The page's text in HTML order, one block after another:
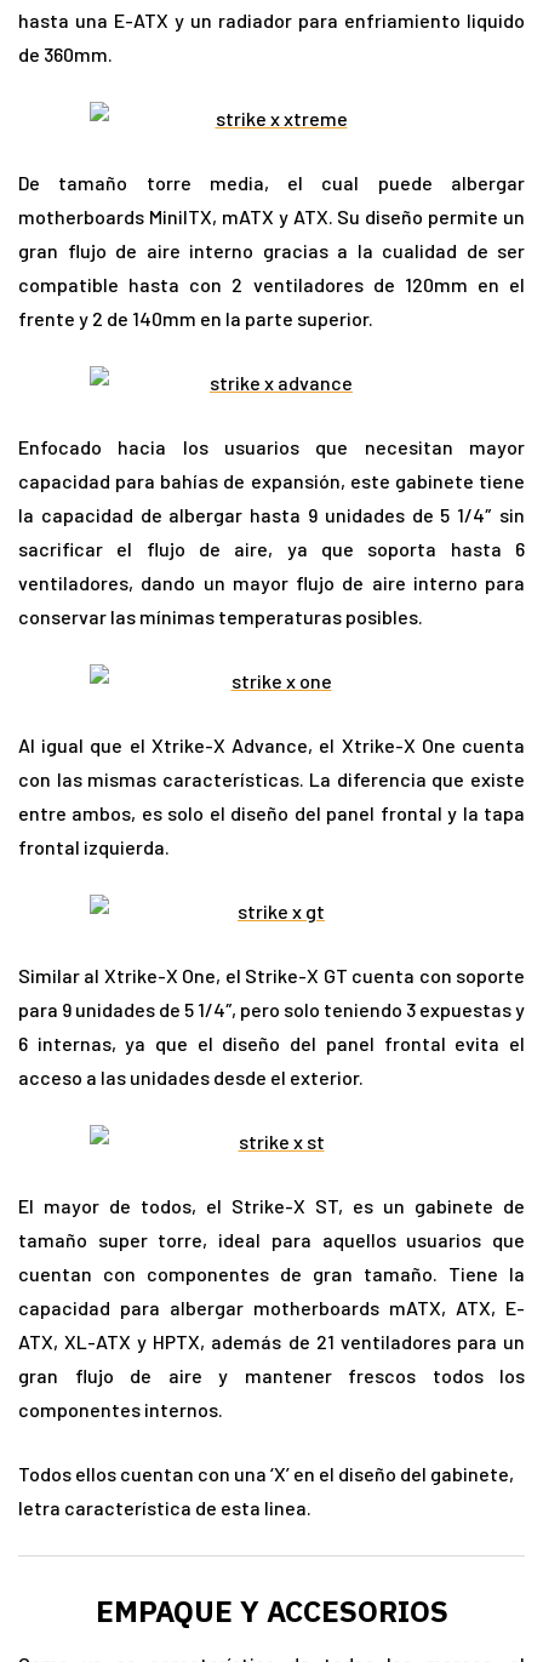
hasta una E-ATX y un radiador para enfriamiento liquido
de 360mm.
De tamaño torre media, el cual puede albergar
motherboards MiniITX, mATX y ATX. Su diseño permite un
gran flujo de aire interno gracias a la cualidad de ser
compatible hasta con 2 ventiladores de 120mm en el
frente y 2 de 140mm en la parte superior.
Enfocado hacia los usuarios que necesitan mayor
capacidad para bahías de expansión, este gabinete tiene
la capacidad de albergar hasta 9 unidades de 5 1/4″ sin
sacrificar el flujo de aire, ya que soporta hasta 6
ventiladores, dando un mayor flujo de aire interno para
conservar las mínimas temperaturas posibles.
Al igual que el Xtrike-X Advance, el Xtrike-X One cuenta
con las mismas características. La diferencia que existe
entre ambos, es solo el diseño del panel frontal y la tapa
frontal izquierda.
Similar al Xtrike-X One, el Strike-X GT cuenta con soporte
para 9 unidades de 5 1/4″, pero solo teniendo 3 expuestas y
6 internas, ya que el diseño del panel frontal evita el
acceso a las unidades desde el exterior.
El mayor de todos, el Strike-X ST, es un gabinete de
tamaño super torre, ideal para aquellos usuarios que
cuentan con componentes de gran tamaño. Tiene la
capacidad para albergar motherboards mATX, ATX, E-
ATX, XL-ATX y HPTX, además de 21 ventiladores para un
gran flujo de aire y mantener frescos todos los
componentes internos.
Todos ellos cuentan con una ‘X’ en el diseño del gabinete,
letra característica de esta linea.
EMPAQUE Y ACCESORIOS